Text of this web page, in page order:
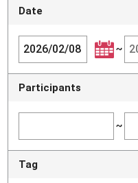
Date
~
Participants
~
Tag